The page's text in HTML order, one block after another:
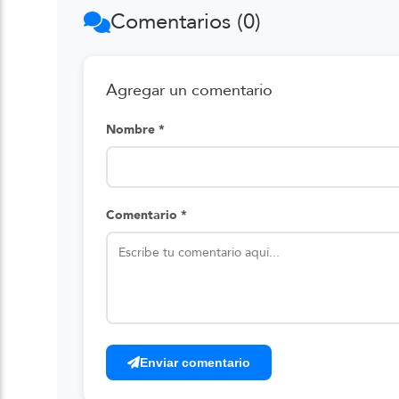
Comentarios (0)
Agregar un comentario
Nombre *
Comentario *
Enviar comentario